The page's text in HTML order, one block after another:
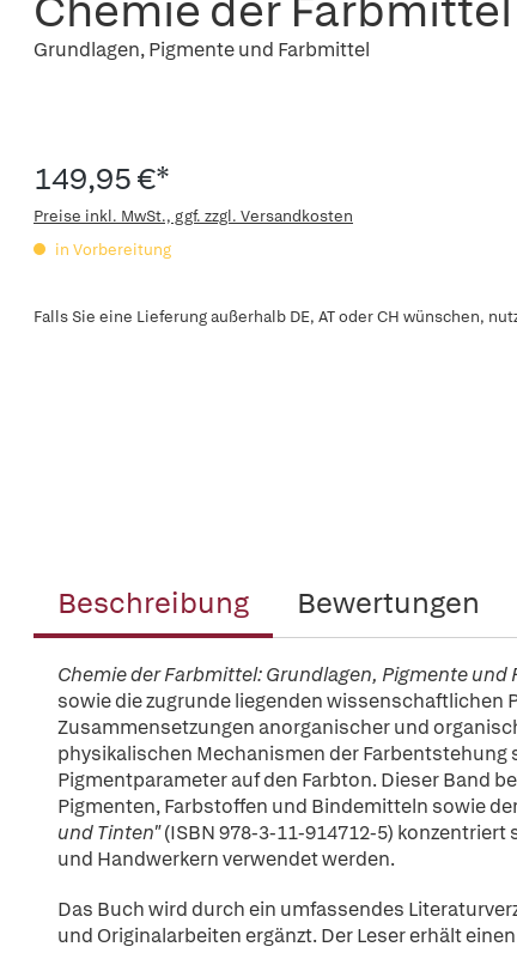
Grundlagen, Pigmente und Farbmittel
149,95 €*
Preise inkl. MwSt., ggf. zzgl. Versandkosten
in Vorbereitung
Falls Sie eine Lieferung außerhalb DE, AT oder CH wünschen,
Beschreibung Bewertungen
Chemie der Farbmittel: Grundlagen, Pigmente und
sowie die zugrunde liegenden wissenschaftlichen
Zusammensetzungen anorganischer und
physikalischen Mechanismen der
Pigmentparameter auf den Farbton. Dieser Band
Pigmenten, Farbstoffen und Bindemitteln sowie
und Tinten"(ISBN 978-3-11-914712-5) konzentriert
und Handwerkern verwendet werden.
Das Buch wird durch ein umfassendes
und Originalarbeiten ergänzt. Der Leser erhält